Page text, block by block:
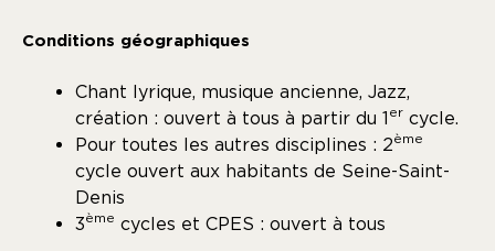
Conditions géographiques
Chant lyrique, musique ancienne, Jazz,
création : ouvert à tous à partir du 1 er cycle.
Pour toutes les autres disciplines : 2ème
cycle ouvert aux habitants de Seine-Saint-
Denis
3ème cycles et CPES : ouvert à tous